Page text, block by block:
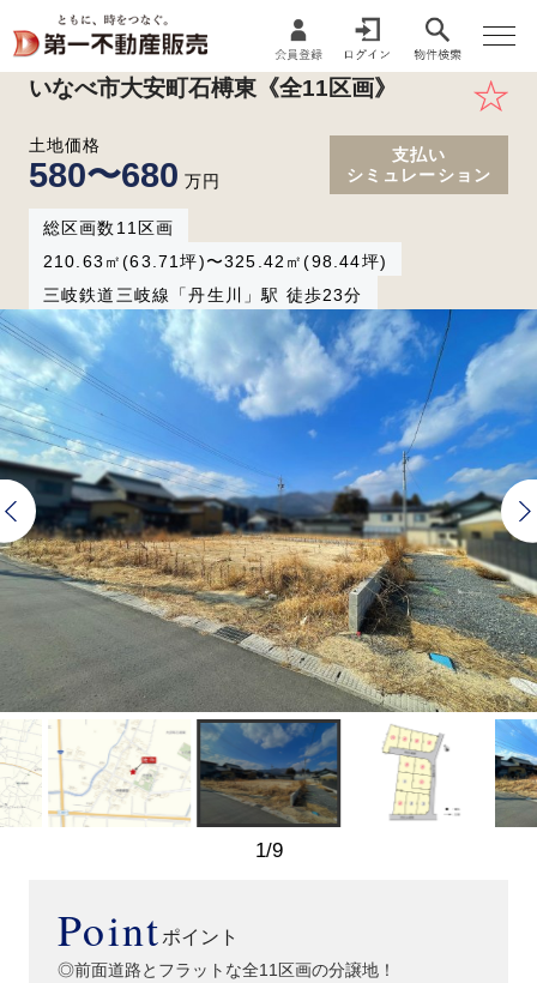
いなべ市大安町石榑東《全11区画》
土地価格
580〜680 万円
支払い
シミュレーション
総区画数11区画
210.63㎡(63.71坪)〜325.42㎡(98.44坪)
三岐鉄道三岐線「丹生川」駅 徒歩23分
1/9
Point ポイント
◎前面道路とフラットな全11区画の分譲地！